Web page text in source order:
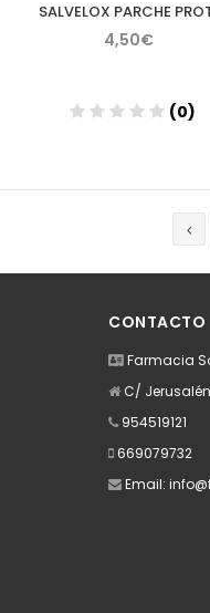
4,50€
(0)
CONTACTO
Farmacia
C/
954519121
669079732
Email: